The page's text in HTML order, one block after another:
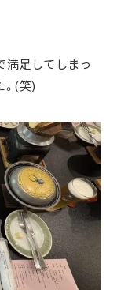
満足してしまっ
(笑)